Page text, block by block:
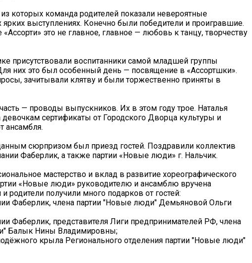
которых команда родителей показали невероятные
ярких выступлениях. Конечно были победители и проигравшие.
это не главное, главное — любовь к танцу, творчеству
присутствовали воспитанники самой младшей группы
них это был особенный день — посвящение в «Ассортшки».
зачитывали клятву и были торжественно приняты в
— проводы выпускников. Их в этом году трое. Наталья
девочкам сертификаты от Городского Дворца культуры и
ансамбля.
сюрпризом был приезд гостей. Поздравили коллектив
Фаберлик, а также партии «Новые люди» г. Нальчик.
мастерство и вклад в развитие хореографического
«Новые люди» руководителю и ансамблю вручена
родители получили много подарков от гостей:
Фаберлик, члена партии "Новые люди" Демьяновой Ольги
Фаберлик, представителя Лиги предпринимателей РФ, члена
Балык Нины Владимировны;
крыла Регионального отделения партии "Новые люди"